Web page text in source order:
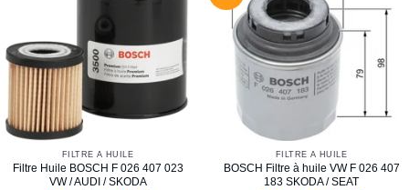
FILTRE À HUILE
Filtre Huile BOSCH F 026 407 023
VW / AUDI / SKODA
FILTRE À HUILE
BOSCH Filtre à huile VW F 026 407
183 SKODA / SEAT